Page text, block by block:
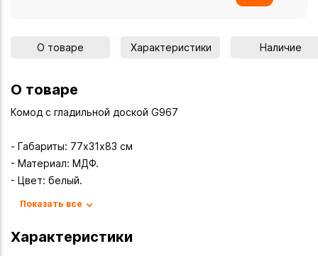
О товаре Характеристики Наличие
О товаре
Комод с гладильной доской G967
- Габариты: 77х31х83 см
- Материал: МДФ.
- Цвет: белый.
Преимущества:
Показать все
Характеристики